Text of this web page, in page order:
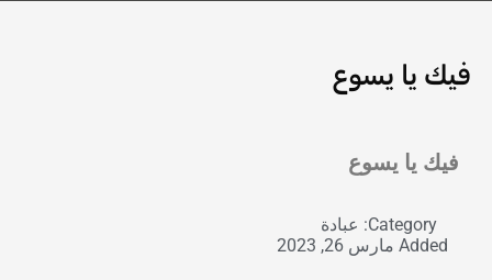
فيك يا يسوع
فيك يا يسوع
Category: عبادة
Added مارس 26, 2023